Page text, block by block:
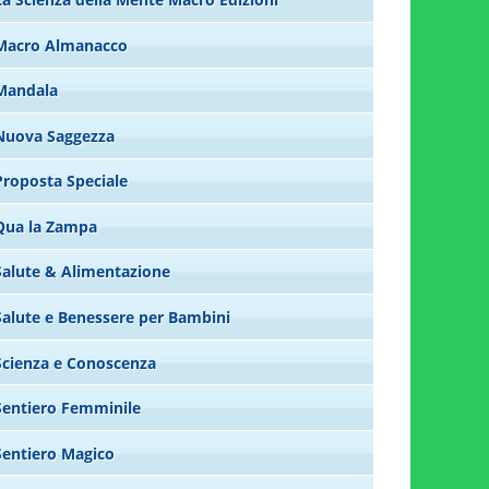
Almanacco
Saggezza
Speciale
la Zampa
& Alimentazione
e Benessere per Bambini
e Conoscenza
Femminile
Magico